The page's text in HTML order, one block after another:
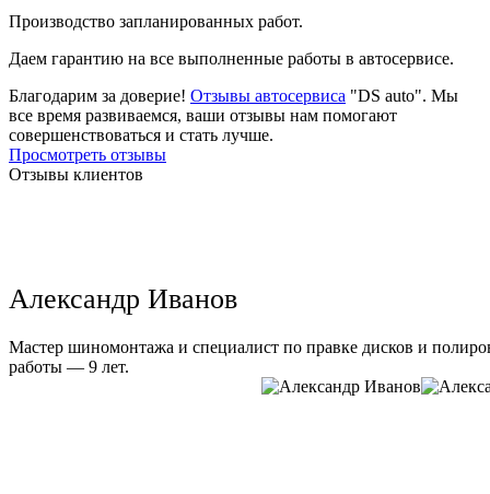
Производство запланированных работ.
Даем гарантию на все выполненные работы в автосервисе.
Благодарим за доверие! Отзывы автосервиса "DS auto". Мы
все время развиваемся, ваши отзывы нам помогают
совершенствоваться и стать лучше.
Просмотреть отзывы
Отзывы клиентов
Александр Иванов
Мастер шиномонтажа и специалист по правке дисков и
работы — 9 лет.